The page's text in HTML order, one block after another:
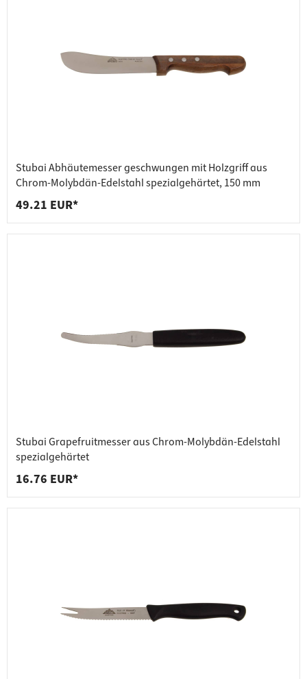
Stubai Abhäutemesser geschwungen mit Holzgriff aus
Chrom-Molybdän-Edelstahl spezialgehärtet, 150 mm
49.21 EUR*
Stubai Grapefruitmesser aus Chrom-Molybdän-Edelstahl
spezialgehärtet
16.76 EUR*